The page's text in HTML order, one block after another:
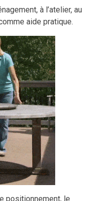
à l’atelier, au
aide pratique.
positionnement, le